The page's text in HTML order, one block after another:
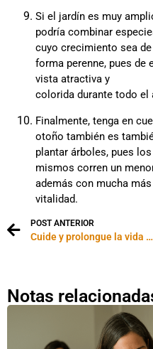
Si el jardín es muy
podría combinar
cuyo crecimiento sea de
forma perenne, pues de
vista atractiva y
colorida durante todo el
Finalmente, tenga en
otoño también es
plantar árboles, pues los
mismos corren un
además con mucha más
vitalidad.
POST ANTERIOR
Cuide y prolongue la vida útil de los muebles de su patio
Notas